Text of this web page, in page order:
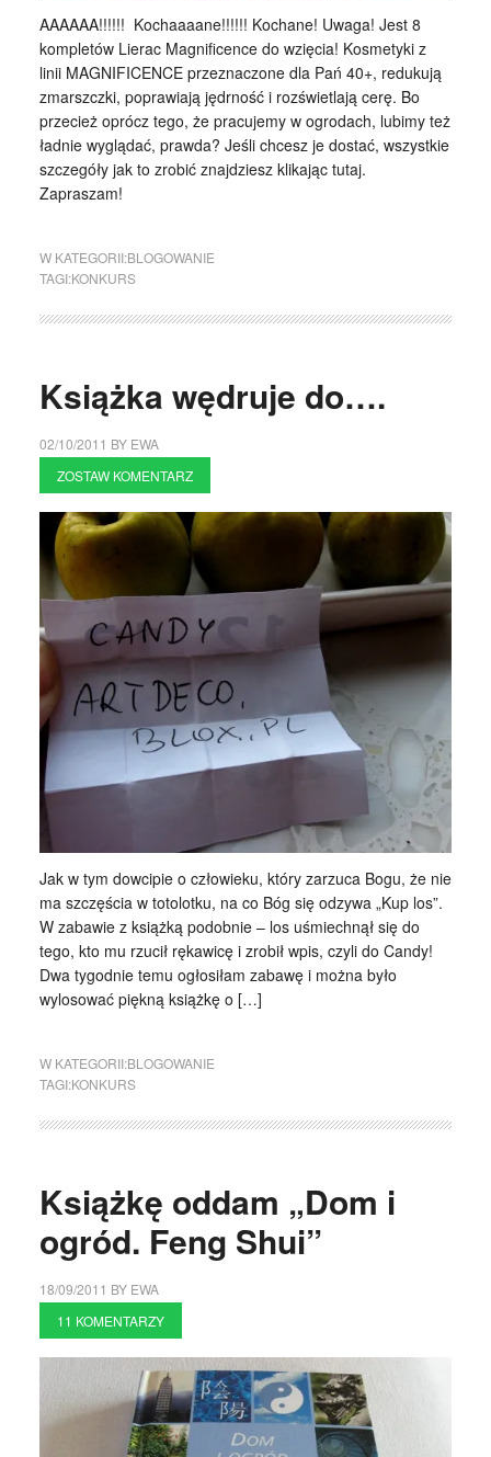
AAAAAA!!!!!! Kochaaaane!!!!!! Kochane! Uwaga! Jest 8
kompletów Lierac Magnificence do wzięcia! Kosmetyki z
linii MAGNIFICENCE przeznaczone dla Pań 40+, redukują
zmarszczki, poprawiają jędrność i rozświetlają cerę. Bo
przecież oprócz tego, że pracujemy w ogrodach, lubimy też
ładnie wyglądać, prawda? Jeśli chcesz je dostać, wszystkie
szczegóły jak to zrobić znajdziesz klikając tutaj.
Zapraszam!
W KATEGORII:BLOGOWANIE
TAGI:KONKURS
Książka wędruje do….
02/10/2011 BY EWA
ZOSTAW KOMENTARZ
Jak w tym dowcipie o człowieku, który zarzuca Bogu, że nie
ma szczęścia w totolotku, na co Bóg się odzywa „Kup los”.
W zabawie z książką podobnie – los uśmiechnął się do
tego, kto mu rzucił rękawicę i zrobił wpis, czyli do Candy!
Dwa tygodnie temu ogłosiłam zabawę i można było
wylosować piękną książkę o […]
W KATEGORII:BLOGOWANIE
TAGI:KONKURS
Książkę oddam „Dom i
ogród. Feng Shui”
18/09/2011 BY EWA
11 KOMENTARZY